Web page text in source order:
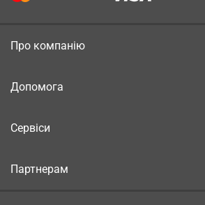
Про компанію
Допомога
Сервіси
Партнерам